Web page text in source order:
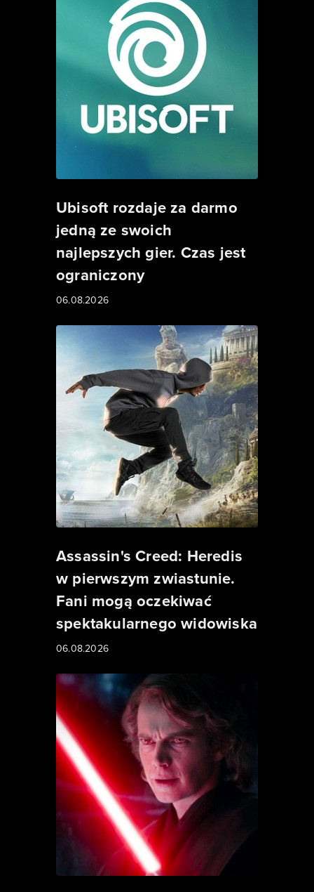
Ubisoft rozdaje za darmo
jedną ze swoich
najlepszych gier. Czas jest
ograniczony
06.08.2026
Assassin's Creed: Heredis
w pierwszym zwiastunie.
Fani mogą oczekiwać
spektakularnego widowiska
06.08.2026